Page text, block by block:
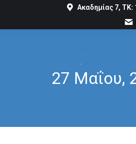
Ακαδημίας 7, ΤΚ:
27 Μαΐου,
You are here: